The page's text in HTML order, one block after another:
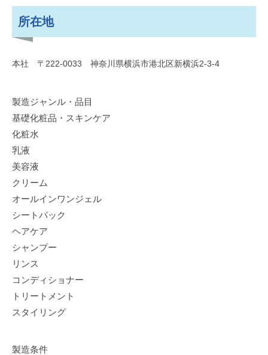
所在地
本社 〒222-0033 神奈川県横浜市港北区新横浜2-3-4
製造ジャンル・品目
基礎化粧品・スキンケア
化粧水
乳液
美容液
クリーム
オールインワンジェル
シートパック
ヘアケア
シャンプー
リンス
コンディショナー
トリートメント
スタイリング
製造条件